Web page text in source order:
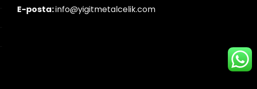
E-posta:info@yigitmetalcelik.com